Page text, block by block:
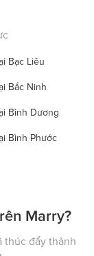
Bạc Liêu
Bắc Ninh
Bình Dương
Bình Phước
Cà Mau
Đăk Nông
Đồng Nai
Marry?
thúc đẩy thành